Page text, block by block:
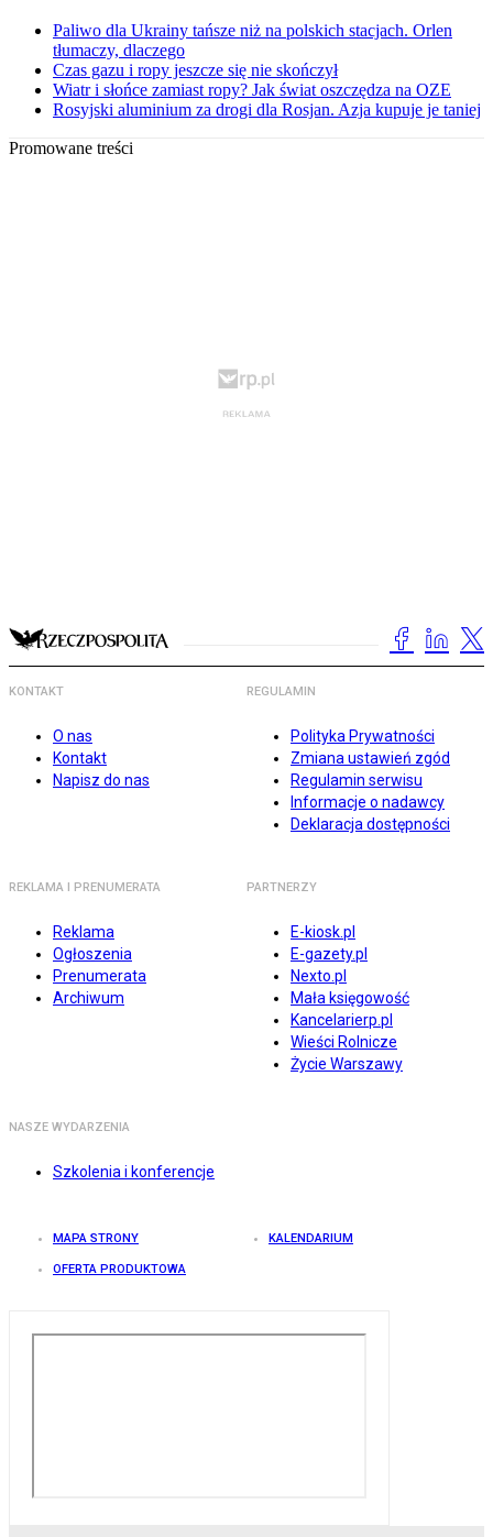
Paliwo dla Ukrainy tańsze niż na polskich stacjach. Orlen
tłumaczy, dlaczego
Czas gazu i ropy jeszcze się nie skończył
Wiatr i słońce zamiast ropy? Jak świat oszczędza na OZE
Rosyjski aluminium za drogi dla Rosjan. Azja kupuje je taniej
Promowane treści
KONTAKT
O nas
Kontakt
Napisz do nas
REGULAMIN
Polityka Prywatności
Zmiana ustawień zgód
Regulamin serwisu
Informacje o nadawcy
Deklaracja dostępności
REKLAMA I PRENUMERATA
Reklama
Ogłoszenia
Prenumerata
Archiwum
PARTNERZY
E-kiosk.pl
E-gazety.pl
Nexto.pl
Mała księgowość
Kancelarierp.pl
Wieści Rolnicze
Życie Warszawy
NASZE WYDARZENIA
Szkolenia i konferencje
MAPA STRONY KALENDARIUM
OFERTA PRODUKTOWA